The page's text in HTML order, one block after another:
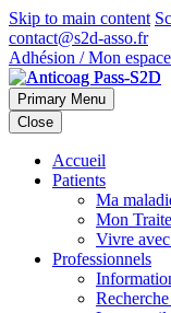
Skip to main content
contact@s2d-asso.fr
Adhésion / Mon espace
Primary Menu
Close
Accueil
Patients
Ma
Mon
Vivre
Professionnels